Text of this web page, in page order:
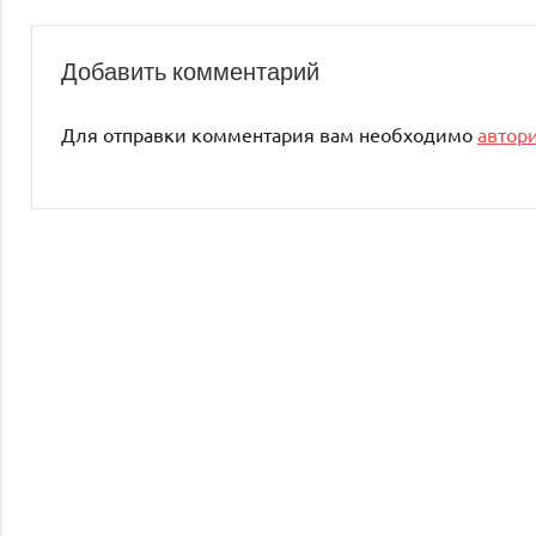
Добавить комментарий
Для отправки комментария вам необходимо